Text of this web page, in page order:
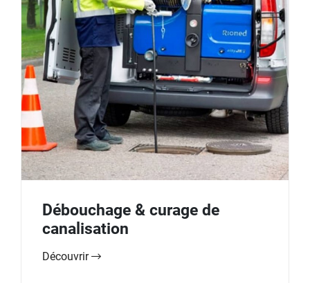
Débouchage & curage de
canalisation
Découvrir